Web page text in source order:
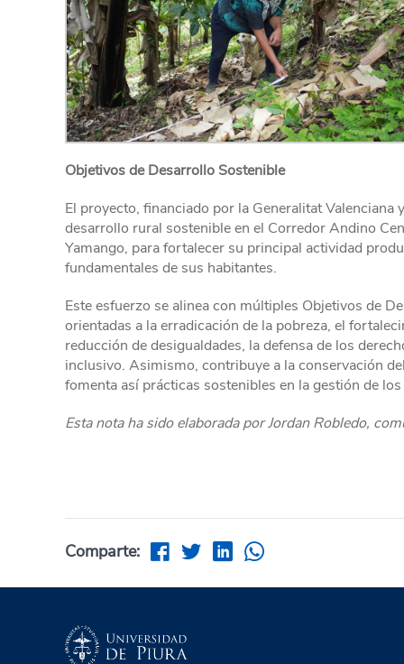
Objetivos de Desarrollo Sostenible
El proyecto, financiado por la Generalitat
desarrollo rural sostenible en el Corredor Andino
Yamango, para fortalecer su principal actividad
fundamentales de sus habitantes.
Este esfuerzo se alinea con múltiples Objetivos de
orientadas a la erradicación de la pobreza, el
reducción de desigualdades, la defensa de los
inclusivo. Asimismo, contribuye a la conservación
fomenta así prácticas sostenibles en la gestión de
Esta nota ha sido elaborada por Jordan Robledo,
Comparte: